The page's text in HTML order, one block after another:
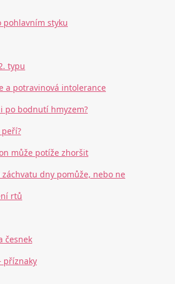
pohlavním styku
typu
a potravinová intolerance
po bodnutí hmyzem?
může potíže zhoršit
dny pomůže, nebo ne
rtů
česnek
příznaky